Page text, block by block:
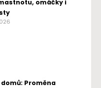
omáčky i
Proměna